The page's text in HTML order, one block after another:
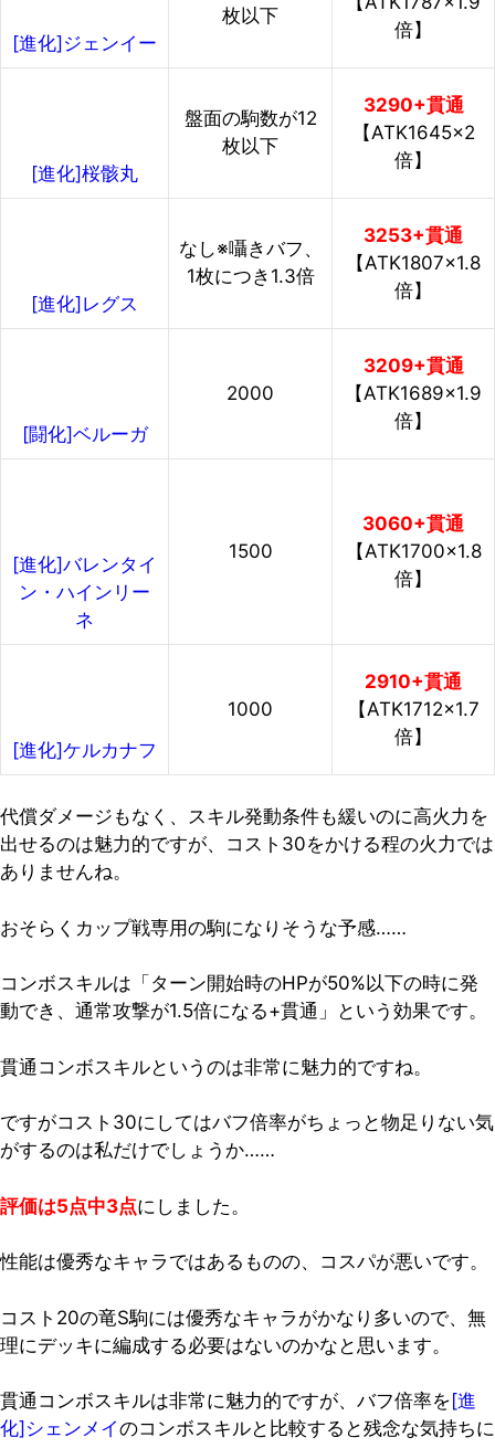
[進化]ジェンイー
枚以下
倍】
[進化]桜骸丸
盤面の駒数が12
枚以下
3290+貫通
【ATK1645×2
倍】
[進化]レグス
なし※囁きバフ、
1枚につき1.3倍
3253+貫通
【ATK1807×1.8
倍】
[闘化]ベルーガ
2000
3209+貫通
【ATK1689×1.9
倍】
[進化]バレンタイ
ン・ハインリー
ネ
1500
3060+貫通
【ATK1700×1.8
倍】
[進化]ケルカナフ
1000
2910+貫通
【ATK1712×1.7
倍】
代償ダメージもなく、スキル発動条件も緩いのに高火力を
出せるのは魅力的ですが、コスト30をかける程の火力では
ありませんね。
おそらくカップ戦専用の駒になりそうな予感……
コンボスキルは「ターン開始時のHPが50%以下の時に発
動でき、通常攻撃が1.5倍になる+貫通」という効果です。
貫通コンボスキルというのは非常に魅力的ですね。
ですがコスト30にしてはバフ倍率がちょっと物足りない気
がするのは私だけでしょうか……
評価は5点中3点にしました。
性能は優秀なキャラではあるものの、コスパが悪いです。
コスト20の竜S駒には優秀なキャラがかなり多いので、無
理にデッキに編成する必要はないのかなと思います。
貫通コンボスキルは非常に魅力的ですが、バフ倍率を [進
化]シェンメイのコンボスキルと比較すると残念な気持ちに